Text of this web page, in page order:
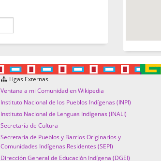
Ligas Externas
Ventana a mi Comunidad en Wikipedia
Instituto Nacional de los Pueblos Indígenas (INPI)
Instituto Nacional de Lenguas Indígenas (INALI)
Secretaría de Cultura
Secretaría de Pueblos y Barrios Originarios y
Comunidades Indígenas Residentes (SEPI)
Dirección General de Educación Indígena (DGEI)